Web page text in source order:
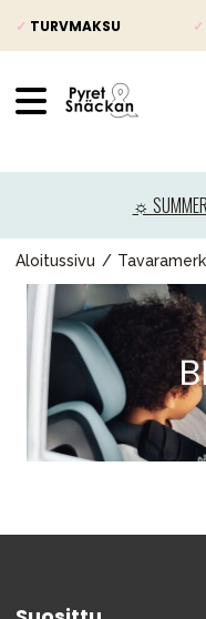
✓ TURVMAKSU ✓
☼
Aloitussivu